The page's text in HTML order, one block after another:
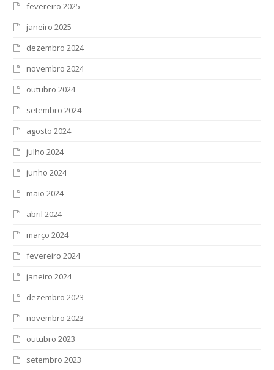
fevereiro 2025
janeiro 2025
dezembro 2024
novembro 2024
outubro 2024
setembro 2024
agosto 2024
julho 2024
junho 2024
maio 2024
abril 2024
março 2024
fevereiro 2024
janeiro 2024
dezembro 2023
novembro 2023
outubro 2023
setembro 2023